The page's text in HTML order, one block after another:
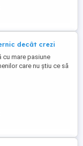
Dictionar de
decât crezi
cu mare pasiune
care nu știu ce să
caută soluții
a ieși din impasul
mesaj de încurajare !!